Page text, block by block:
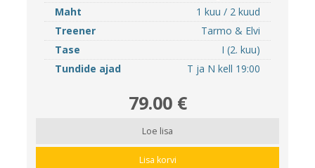
Maht
1 kuu / 2 kuud
Treener
Tarmo & Elvi
Tase
I (2. kuu)
Tundide ajad
T ja N kell 19:00
79.00 €
Loe lisa
Lisa korvi